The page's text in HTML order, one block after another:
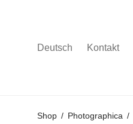
Deutsch Kontakt
Shop / Photographica /